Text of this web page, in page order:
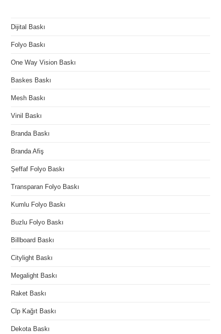
Dijital Baskı
Folyo Baskı
One Way Vision Baskı
Baskes Baskı
Mesh Baskı
Vinil Baskı
Branda Baskı
Branda Afiş
Şeffaf Folyo Baskı
Transparan Folyo Baskı
Kumlu Folyo Baskı
Buzlu Folyo Baskı
Billboard Baskı
Citylight Baskı
Megalight Baskı
Raket Baskı
Clp Kağıt Baskı
Dekota Baskı